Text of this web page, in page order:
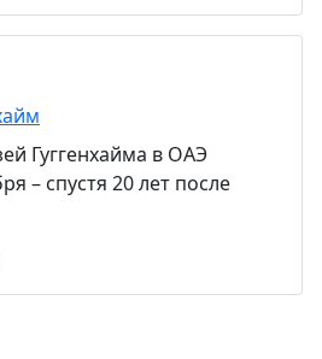
Гуггенхайма в ОАЭ
– спустя 20 лет после